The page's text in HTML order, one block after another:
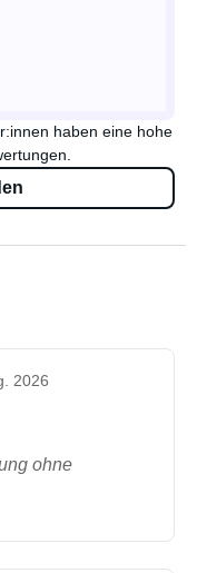
haben eine hohe
2026
ohne